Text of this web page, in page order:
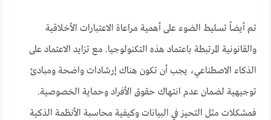
تم أيضاً تسليط الضوء على أهمية مراعاة الاعتبارات الأخلاقية
والقانونية المرتبطة باعتماد هذه التكنولوجيا. مع تزايد الاعتماد على
الذكاء الاصطناعي، يجب أن تكون هناك إرشادات واضحة ومبادئ
توجيهية لضمان عدم انتهاك حقوق الأفراد وحماية الخصوصية.
فمشكلات مثل التحيز في البيانات وكيفية محاسبة الأنظمة الذكية